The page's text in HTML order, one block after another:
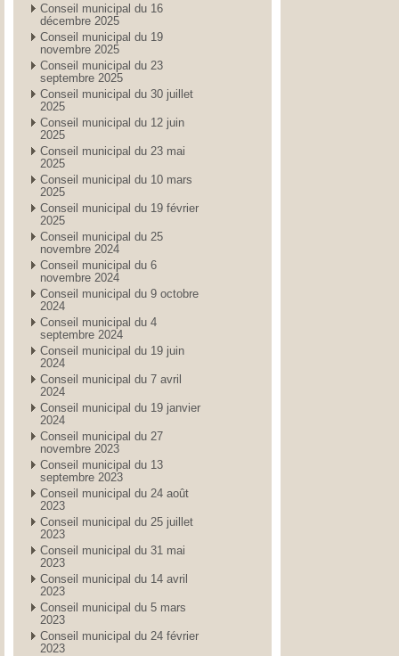
Conseil municipal du 16
décembre 2025
Conseil municipal du 19
novembre 2025
Conseil municipal du 23
septembre 2025
Conseil municipal du 30 juillet
2025
Conseil municipal du 12 juin
2025
Conseil municipal du 23 mai
2025
Conseil municipal du 10 mars
2025
Conseil municipal du 19 février
2025
Conseil municipal du 25
novembre 2024
Conseil municipal du 6
novembre 2024
Conseil municipal du 9 octobre
2024
Conseil municipal du 4
septembre 2024
Conseil municipal du 19 juin
2024
Conseil municipal du 7 avril
2024
Conseil municipal du 19 janvier
2024
Conseil municipal du 27
novembre 2023
Conseil municipal du 13
septembre 2023
Conseil municipal du 24 août
2023
Conseil municipal du 25 juillet
2023
Conseil municipal du 31 mai
2023
Conseil municipal du 14 avril
2023
Conseil municipal du 5 mars
2023
Conseil municipal du 24 février
2023